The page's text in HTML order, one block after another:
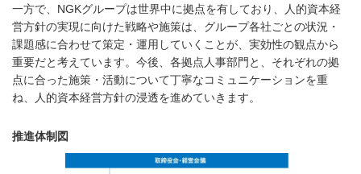
一方で、NGKグループは世界中に拠点を有しており、人的資本経
営方針の実現に向けた戦略や施策は、グループ各社ごとの状況・
課題感に合わせて策定・運用していくことが、実効性の観点から
重要だと考えています。今後、各拠点人事部門と、それぞれの拠
点に合った施策・活動について丁寧なコミュニケーションを重
ね、人的資本経営方針の浸透を進めていきます。
推進体制図